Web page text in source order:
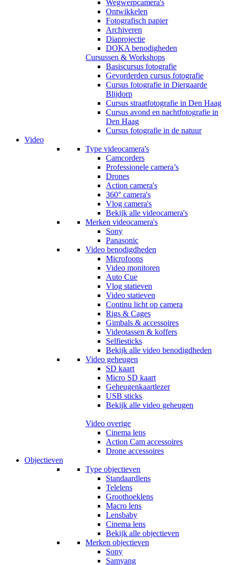
Wegwerpcamera's
Ontwikkelen
Fotografisch papier
Archiveren
Diaprojectie
DOKA benodigheden
Cursussen & Workshops
Basiscursus fotografie
Gevorderden cursus fotografie
Cursus fotografie in Diergaarde
Blijdorp
Cursus straatfotografie in Den Haag
Cursus avond en nachtfotografie in
Den Haag
Cursus fotografie in de natuur
Video
Type videocamera's
Camcorders
Professionele camera’s
Drones
Action camera's
360° camera's
Vlog camera's
Bekijk alle videocamera's
Merken videocamera's
Sony
Panasonic
Video benodigdheden
Microfoons
Video monitoren
Auto Cue
Vlog statieven
Video statieven
Continu licht op camera
Rigs & Cages
Gimbals & accessoires
Videotassen & koffers
Selfiesticks
Bekijk alle video benodigdheden
Video geheugen
SD kaart
Micro SD kaart
Geheugenkaartlezer
USB sticks
Bekijk alle video geheugen
Video overige
Cinema lens
Action Cam accessoires
Drone accessoires
Objectieven
Type objectieven
Standaardlens
Telelens
Groothoeklens
Macro lens
Lensbaby
Cinema lens
Bekijk alle objectieven
Merken objectieven
Sony
Samyang